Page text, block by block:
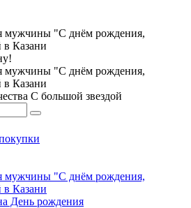
С большой звездой
День рождения